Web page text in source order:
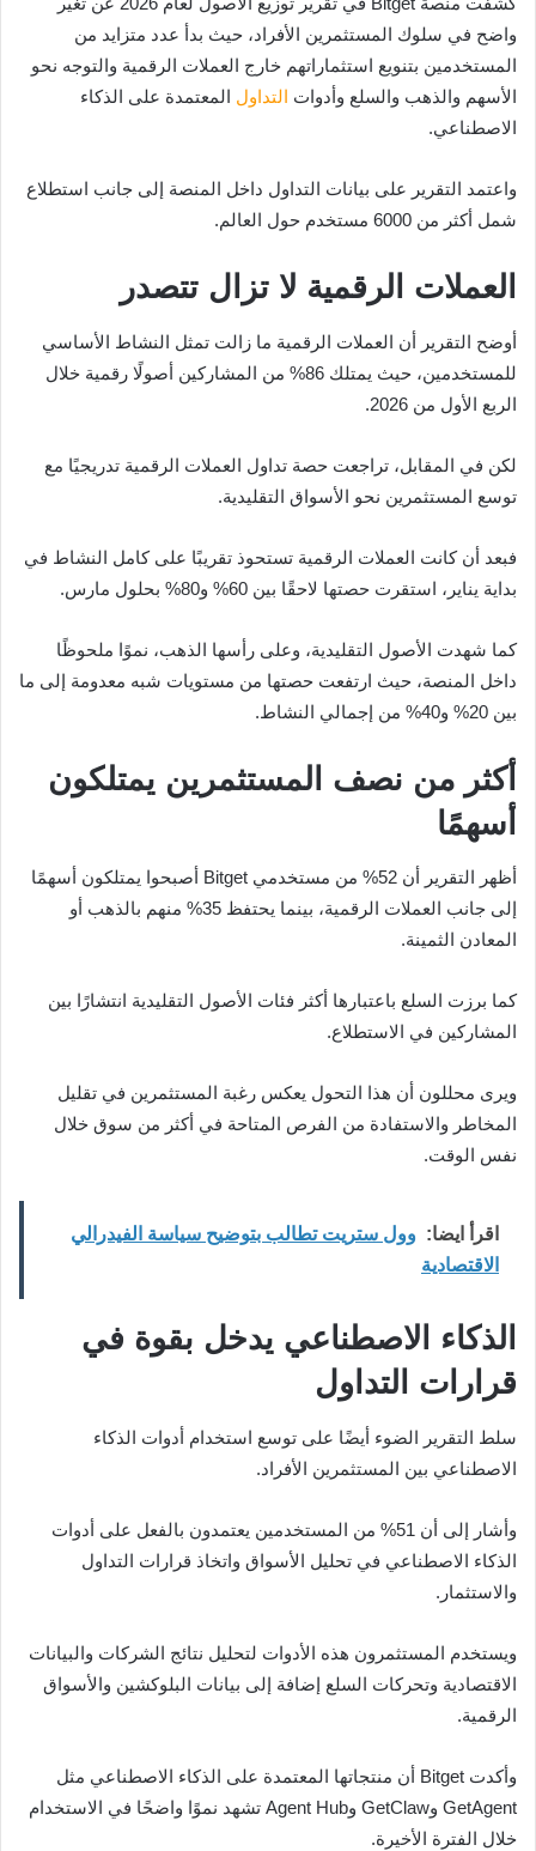
واضح في سلوك المستثمرين الأفراد، حيث بدأ عدد متزايد من
المستخدمين بتنويع استثماراتهم خارج العملات الرقمية والتوجه نحو
الأسهم والذهب والسلع وأدوات التداول المعتمدة على الذكاء
الاصطناعي.
واعتمد التقرير على بيانات التداول داخل المنصة إلى جانب استطلاع
شمل أكثر من 6000 مستخدم حول العالم.
العملات الرقمية لا تزال تتصدر
أوضح التقرير أن العملات الرقمية ما زالت تمثل النشاط الأساسي
للمستخدمين، حيث يمتلك 86% من المشاركين أصولًا رقمية خلال
الربع الأول من 2026.
لكن في المقابل، تراجعت حصة تداول العملات الرقمية تدريجيًا مع
توسع المستثمرين نحو الأسواق التقليدية.
فبعد أن كانت العملات الرقمية تستحوذ تقريبًا على كامل النشاط في
بداية يناير، استقرت حصتها لاحقًا بين 60% و80% بحلول مارس.
كما شهدت الأصول التقليدية، وعلى رأسها الذهب، نموًا ملحوظًا
داخل المنصة، حيث ارتفعت حصتها من مستويات شبه معدومة إلى ما
بين 20% و40% من إجمالي النشاط.
أكثر من نصف المستثمرين يمتلكون
أسهمًا
أظهر التقرير أن 52% من مستخدمي Bitget أصبحوا يمتلكون أسهمًا
إلى جانب العملات الرقمية، بينما يحتفظ 35% منهم بالذهب أو
المعادن الثمينة.
كما برزت السلع باعتبارها أكثر فئات الأصول التقليدية انتشارًا بين
المشاركين في الاستطلاع.
ويرى محللون أن هذا التحول يعكس رغبة المستثمرين في تقليل
المخاطر والاستفادة من الفرص المتاحة في أكثر من سوق خلال
نفس الوقت.
اقرأ ايضا: وول ستريت تطالب بتوضيح سياسة الفيدرالي
الاقتصادية
الذكاء الاصطناعي يدخل بقوة في
قرارات التداول
سلط التقرير الضوء أيضًا على توسع استخدام أدوات الذكاء
الاصطناعي بين المستثمرين الأفراد.
وأشار إلى أن 51% من المستخدمين يعتمدون بالفعل على أدوات
الذكاء الاصطناعي في تحليل الأسواق واتخاذ قرارات التداول
والاستثمار.
ويستخدم المستثمرون هذه الأدوات لتحليل نتائج الشركات والبيانات
الاقتصادية وتحركات السلع إضافة إلى بيانات البلوكشين والأسواق
الرقمية.
وأكدت Bitget أن منتجاتها المعتمدة على الذكاء الاصطناعي مثل
GetAgent وGetClaw وAgent Hub تشهد نموًا واضحًا في الاستخدام
خلال الفترة الأخيرة.